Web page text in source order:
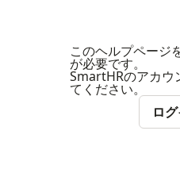
このヘルプページ
が必要です。
SmartHRのアカウ
てください。
ロ